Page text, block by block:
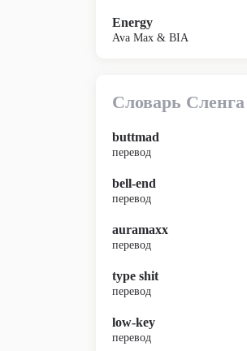
Energy
Ava Max & BIA
Словарь Сленга
buttmad
перевод
bell-end
перевод
auramaxx
перевод
type shit
перевод
low-key
перевод